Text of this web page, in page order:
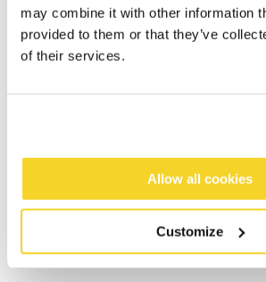
may combine it with other information
provided to them or that they’ve
of their services.
Allow all cookies
Customize
BESCHREIBUNG
Klassische BARTS
Perfekt kombinierbar mit der
MATERIALIEN UND DETAILS